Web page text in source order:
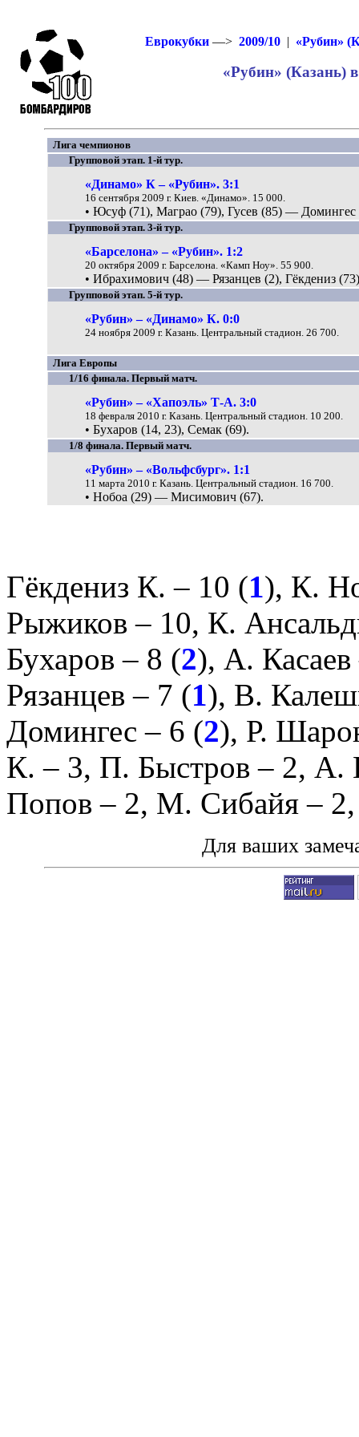
Еврокубки—> 2009/10| «Рубин»
«Рубин» (Казань)
Лига чемпионов
Групповой этап. 1-й тур.
«Динамо» К – «Рубин». 3:1
16 сентября 2009 г. Киев. «Динамо». 15 000.
• Юсуф (71), Маграо (79), Гусев (85) — Домингес
Групповой этап. 3-й тур.
«Барселона» – «Рубин». 1:2
20 октября 2009 г. Барселона. «Камп Ноу». 55 900.
• Ибрахимович (48) — Рязанцев (2), Гёкдениз
Групповой этап. 5-й тур.
«Рубин» – «Динамо» К. 0:0
24 ноября 2009 г. Казань. Центральный стадион. 26 700.
Лига Европы
1/16 финала. Первый матч.
«Рубин» – «Хапоэль» Т-А. 3:0
18 февраля 2010 г. Казань. Центральный стадион. 10 200.
• Бухаров (14, 23), Семак (69).
1/8 финала. Первый матч.
«Рубин» – «Вольфсбург». 1:1
11 марта 2010 г. Казань. Центральный стадион. 16 700.
• Нобоа (29) — Мисимович (67).
Гёкдениз К. – 10 (1), К.
Рыжиков – 10, К.
Бухаров – 8 (2), А. Касаев
Рязанцев – 7 (1), В.
Домингес – 6 (2), Р.
К. – 3, П. Быстров – 2, А.
Попов – 2, М. Сибайя –
Для ваших